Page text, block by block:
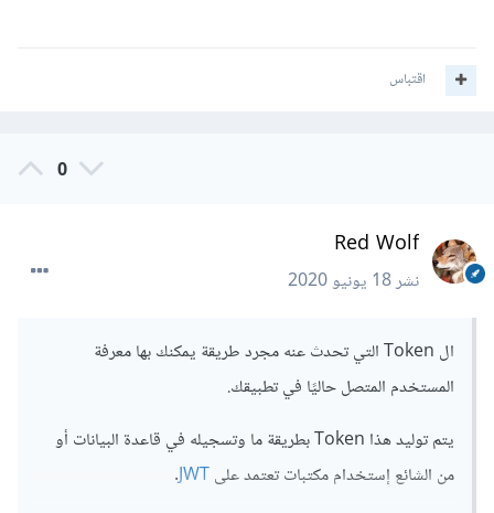
اقتباس
0
Red Wolf
نشر18 يونيو 2020
ال Token التي تحدث عنه مجرد طريقة يمكنك بها معرفة
المستخدم المتصل حاليًا في تطبيقك.
يتم توليد هذا Token بطريقة ما وتسجيله في قاعدة البيانات أو
من الشائع إستخدام مكتبات تعتمد علىJWT
.